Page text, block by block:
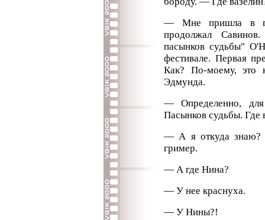
— Мне пришла в
продолжал
пасынков судьбы"
фестивале. Первая
Как? По-моему, это
Эдмунда.
— Определенно,
Пасынков судьбы. Где
— А я откуда
гример.
— А где Нина?
— У нее краснуха.
— У Нины?!